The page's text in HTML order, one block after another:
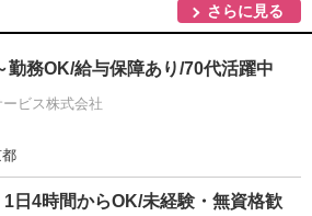
さらに見る
勤務OK/給与保障あり/70代活躍中
ビス株式会社
日4時間からOK/未経験・無資格歓